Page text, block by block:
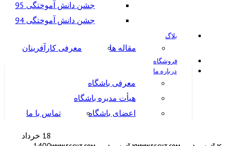
جشن دانش آموختگی 95
جشن دانش آموختگی 94
بلاگ
مقاله ها معرفی کارآفرینان
فروشگاه
درباره ما
معرفی باشگاه
هیأت مدیره باشگاه
اعضای باشگاه
تماس با ما
18 خرداد